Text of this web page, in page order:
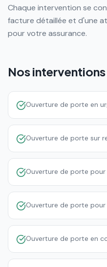
Chaque intervention se
facture détaillée et d'une
pour votre assurance.
Nos interventions
Ouverture de porte en
Ouverture de porte sur
Ouverture de porte pour
Ouverture de porte
Ouverture de porte en